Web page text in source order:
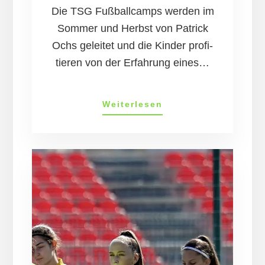
Die TSG Fuß­ball­camps werden im
Som­mer und Herbst von Patrick
Ochs ge­leit­et und die Kind­er pro­fi­
tier­en von der Er­fahr­ung eines…
Weiterlesen
TSG
Fuß­
ball­
ab­
teil­
ung
be­
kommt
Zu­
wachs!